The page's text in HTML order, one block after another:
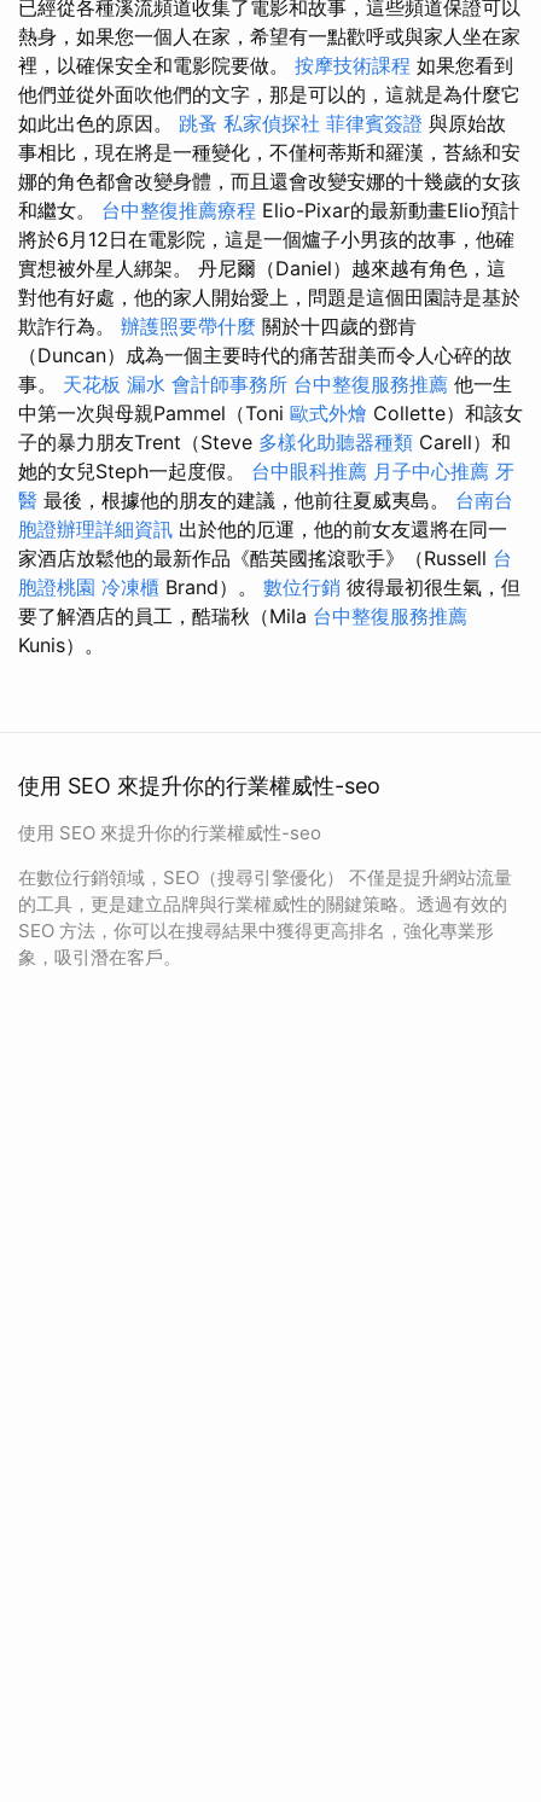
已經從各種溪流頻道收集了電影和故事，這些頻道保證可以
熱身，如果您一個人在家，希望有一點歡呼或與家人坐在家
裡，以確保安全和電影院要做。 按摩技術課程 如果您看到
他們並從外面吹他們的文字，那是可以的，這就是為什麼它
如此出色的原因。 跳蚤 私家偵探社 菲律賓簽證 與原始故
事相比，現在將是一種變化，不僅柯蒂斯和羅漢，苔絲和安
娜的角色都會改變身體，而且還會改變安娜的十幾歲的女孩
和繼女。 台中整復推薦療程 Elio-Pixar的最新動畫Elio預計
將於6月12日在電影院，這是一個爐子小男孩的故事，他確
實想被外星人綁架。 丹尼爾（Daniel）越來越有角色，這
對他有好處，他的家人開始愛上，問題是這個田園詩是基於
欺詐行為。 辦護照要帶什麼 關於十四歲的鄧肯
（Duncan）成為一個主要時代的痛苦甜美而令人心碎的故
事。 天花板 漏水 會計師事務所 台中整復服務推薦 他一生
中第一次與母親Pammel（Toni 歐式外燴 Collette）和該女
子的暴力朋友Trent（Steve 多樣化助聽器種類 Carell）和
她的女兒Steph一起度假。 台中眼科推薦 月子中心推薦 牙
醫 最後，根據他的朋友的建議，他前往夏威夷島。 台南台
胞證辦理詳細資訊 出於他的厄運，他的前女友還將在同一
家酒店放鬆他的最新作品《酷英國搖滾歌手》（Russell 台
胞證桃園 冷凍櫃 Brand）。 數位行銷 彼得最初很生氣，但
要了解酒店的員工，酷瑞秋（Mila 台中整復服務推薦
Kunis）。
使用 SEO 來提升你的行業權威性-seo
使用 SEO 來提升你的行業權威性-seo
在數位行銷領域，SEO（搜尋引擎優化） 不僅是提升網站流量
的工具，更是建立品牌與行業權威性的關鍵策略。透過有效的
SEO 方法，你可以在搜尋結果中獲得更高排名，強化專業形
象，吸引潛在客戶。